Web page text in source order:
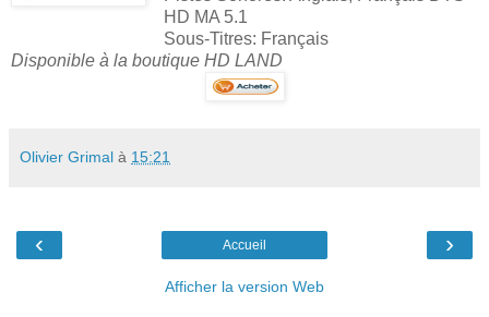
HD MA 5.1
Sous-Titres: Français
Disponible à la boutique HD LAND
Olivier Grimal à 15:21
‹ ›
Accueil
Afficher la version Web